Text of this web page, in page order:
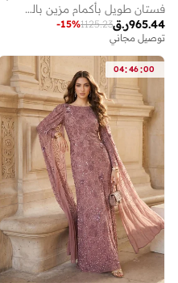
فستان طويل بأكمام مزين بالترتر
ر.ق965.44
1125.23
-15%
توصيل مجاني
04:46:00